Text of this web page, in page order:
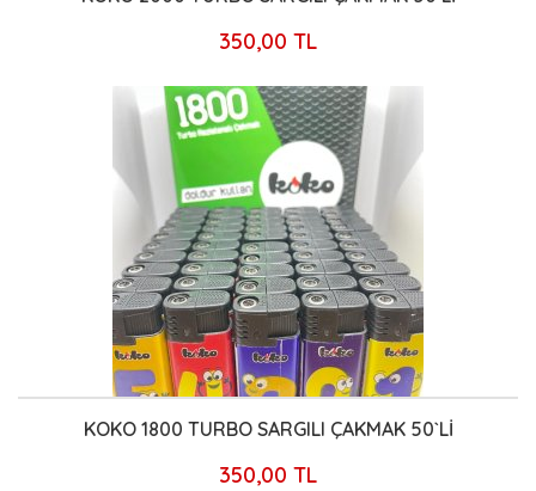
350,00 TL
KOKO 1800 TURBO SARGILI ÇAKMAK 50`Lİ
350,00 TL